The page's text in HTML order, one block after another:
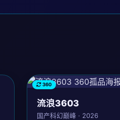
360
流浪3603
国产科幻巅峰 · 2026